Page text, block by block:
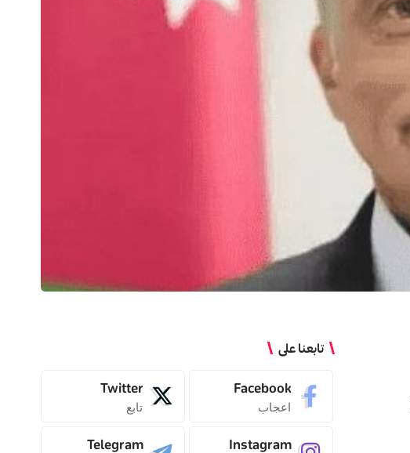
تابعنا على
Facebook
اعجاب
Twitter
تابع
Instagram
Telegram